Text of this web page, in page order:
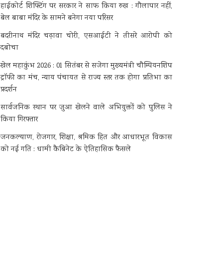
हाईकोर्ट शिफ्टिंग पर सरकार ने साफ किया रुख : गौलापार नहीं,
बेल बाबा मंदिर के सामने बनेगा नया परिसर
बदरीनाथ मंदिर चढ़ावा चोरी, एसआईटी ने तीसरे आरोपी को
दबोचा
खेल महाकुंभ 2026 : 01 सितंबर से सजेगा मुख्यमंत्री चौम्पियनशिप
ट्रॉफी का मंच, न्याय पंचायत से राज्य स्तर तक होगा प्रतिभा का
प्रदर्शन
सार्वजनिक स्थान पर जुआ खेलने वाले अभियुक्तों को पुलिस ने
किया गिरफ्तार
जनकल्याण, रोजगार, शिक्षा, श्रमिक हित और आधारभूत विकास
को नई गति : धामी कैबिनेट के ऐतिहासिक फैसले